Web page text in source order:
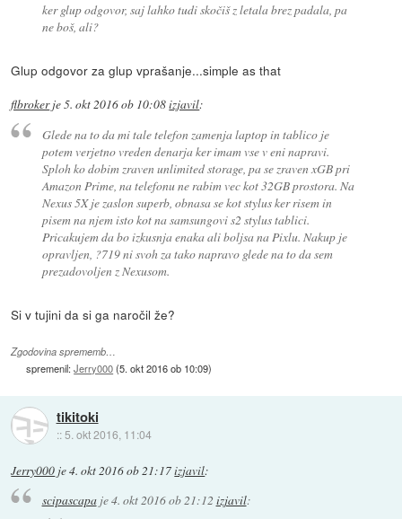
ker glup odgovor, saj lahko tudi skočiš z letala brez padala, pa
ne boš, ali?
Glup odgovor za glup vprašanje...simple as that
flbrokerje5. okt 2016 ob 10:08izjavil:
Glede na to da mi tale telefon zamenja laptop in tablico je
potem verjetno vreden denarja ker imam vse v eni napravi.
Sploh ko dobim zraven unlimited storage, pa se zraven xGB pri
Amazon Prime, na telefonu ne rabim vec kot 32GB prostora. Na
Nexus 5X je zaslon superb, obnasa se kot stylus ker risem in
pisem na njem isto kot na samsungovi s2 stylus tablici.
Pricakujem da bo izkusnja enaka ali boljsa na Pixlu. Nakup je
opravljen, ?719 ni svoh za tako napravo glede na to da sem
prezadovoljen z Nexusom.
Si v tujini da si ga naročil že?
Zgodovina sprememb…
spremenil:Jerry000(5. okt 2016 ob 10:09)
tikitoki
:: 5. okt 2016, 11:04
Jerry000 je4. okt 2016 ob 21:17izjavil:
scipascapaje4. okt 2016 ob 21:12 izjavil: